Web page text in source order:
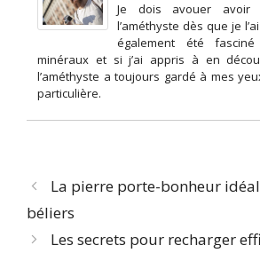
Je dois avouer avoir
l’améthyste dès que je
également été
minéraux et si j’ai appris à en
l’améthyste a toujours gardé à mes
particulière.
La pierre porte-bonheur
béliers
Les secrets pour recharger